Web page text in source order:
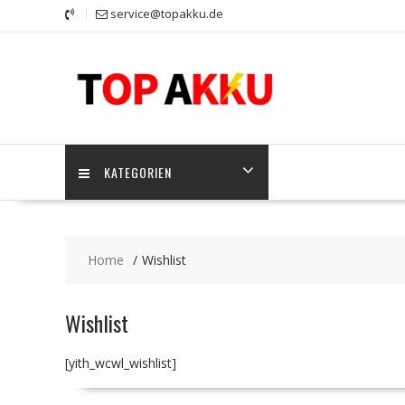
service@topakku.de
KATEGORIEN
Home Wishlist
Wishlist
[yith_wcwl_wishlist]